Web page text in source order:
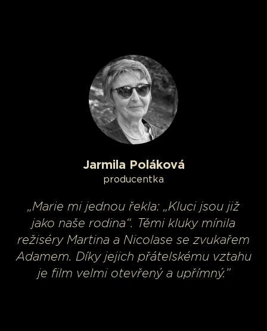
Jarmila Poláková
producentka
„Marie mi jednou řekla: „Kluci jsou již
jako naše rodina“. Těmi kluky mínila
režiséry Martina a Nicolase se zvukařem
Adamem. Díky jejich přátelskému vztahu
je film velmi otevřený a upřímný.”